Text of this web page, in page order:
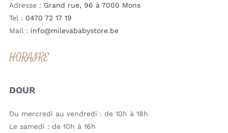
Adresse : Grand rue, 96 à 7000 Mons
Tel : 0470 72 17 19
Mail : info@milevababystore.be
HORAIRE
DOUR
Du mercredi au vendredi : de 10h à 18h
Le samedi : de 10h à 16h